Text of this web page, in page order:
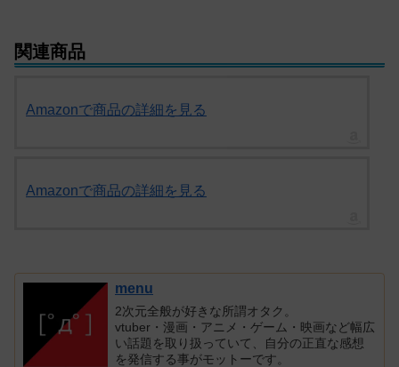
関連商品
Amazonで商品の詳細を見る
Amazonで商品の詳細を見る
menu
2次元全般が好きな所謂オタク。
vtuber・漫画・アニメ・ゲーム・映画など幅広
い話題を取り扱っていて、自分の正直な感想
を発信する事がモットーです。